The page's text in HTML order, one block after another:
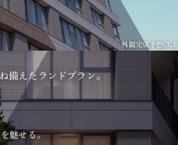
外観完成予想CG1
備えたランドプラン。
魅せる。